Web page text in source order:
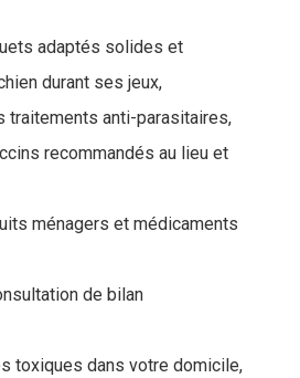
adaptés solides et
durant ses jeux,
traitements anti-parasitaires,
recommandés au lieu et
ménagers et médicaments
de bilan
toxiques dans votre domicile,